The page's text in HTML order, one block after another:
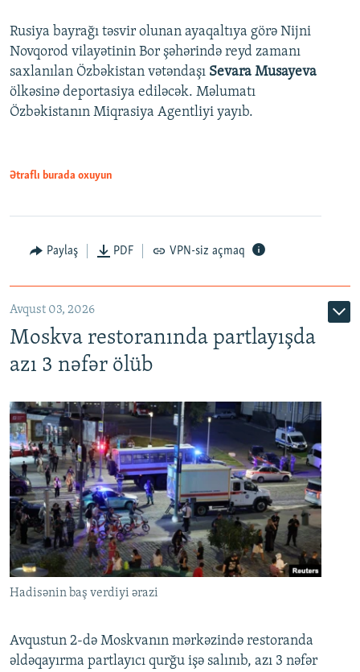
Rusiya bayrağı təsvir olunan ayaqaltıya görə Nijni
Novqorod vilayətinin Bor şəhərində reyd zamanı
saxlanılan Özbəkistan vətəndaşı Sevara Musayeva
ölkəsinə deportasiya ediləcək. Məlumatı
Özbəkistanın Miqrasiya Agentliyi yayıb.
Ətraflı burada oxuyun
Paylaş PDF VPN-siz açmaq
Avqust 03, 2026
Moskva restoranında partlayışda
azı 3 nəfər ölüb
Hadisənin baş verdiyi ərazi
Avqustun 2-də Moskvanın mərkəzində restoranda
əldəqayırma partlayıcı qurğu işə salınıb, azı 3 nəfər